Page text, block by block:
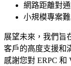
網路距離對
小規模專案
展望未來，我們旨
客戶的高度支援和
感謝您對 ERPC 和